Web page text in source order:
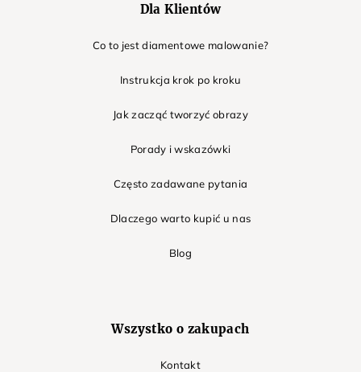
Dla Klientów
Co to jest diamentowe malowanie?
Instrukcja krok po kroku
Jak zacząć tworzyć obrazy
Porady i wskazówki
Często zadawane pytania
Dlaczego warto kupić u nas
Blog
Wszystko o zakupach
Kontakt